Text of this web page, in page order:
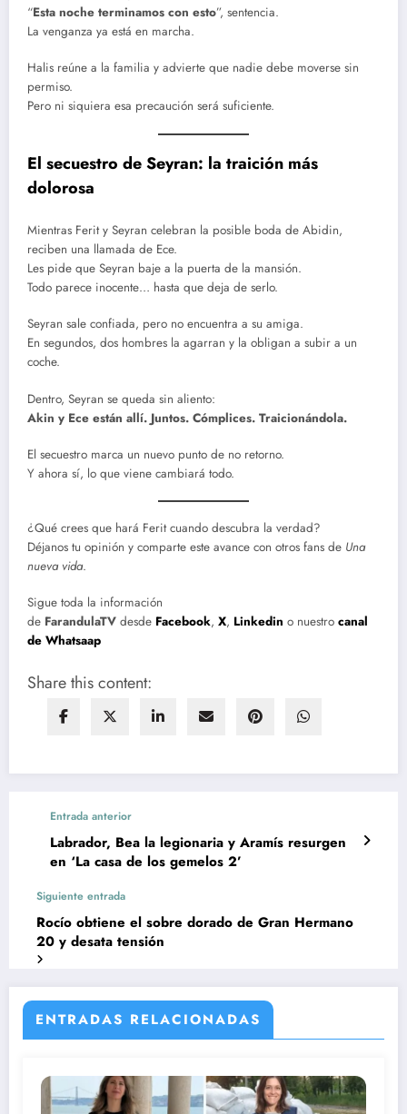
“Esta noche terminamos con esto”, sentencia.
La venganza ya está en marcha.
Halis reúne a la familia y advierte que nadie debe moverse sin
permiso.
Pero ni siquiera esa precaución será suficiente.
El secuestro de Seyran: la traición más
dolorosa
Mientras Ferit y Seyran celebran la posible boda de Abidin,
reciben una llamada de Ece.
Les pide que Seyran baje a la puerta de la mansión.
Todo parece inocente… hasta que deja de serlo.
Seyran sale confiada, pero no encuentra a su amiga.
En segundos, dos hombres la agarran y la obligan a subir a un
coche.
Dentro, Seyran se queda sin aliento:
Akin y Ece están allí. Juntos. Cómplices. Traicionándola.
El secuestro marca un nuevo punto de no retorno.
Y ahora sí, lo que viene cambiará todo.
¿Qué crees que hará Ferit cuando descubra la verdad?
Déjanos tu opinión y comparte este avance con otros fans de Una
nueva vida.
Sigue toda la información
de FarandulaTV desde Facebook, X, Linkedin o nuestro canal
de Whatsaap
Share this content:
Entrada anterior
Labrador, Bea la legionaria y Aramís resurgen
en ‘La casa de los gemelos 2’
Siguiente entrada
Rocío obtiene el sobre dorado de Gran Hermano
20 y desata tensión
ENTRADAS RELACIONADAS